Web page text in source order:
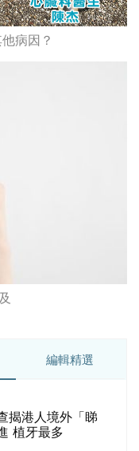
病因？
編輯精選
揭港人境外「睇
植牙最多